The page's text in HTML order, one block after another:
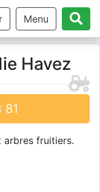
Menu
Havez
arbres fruitiers.